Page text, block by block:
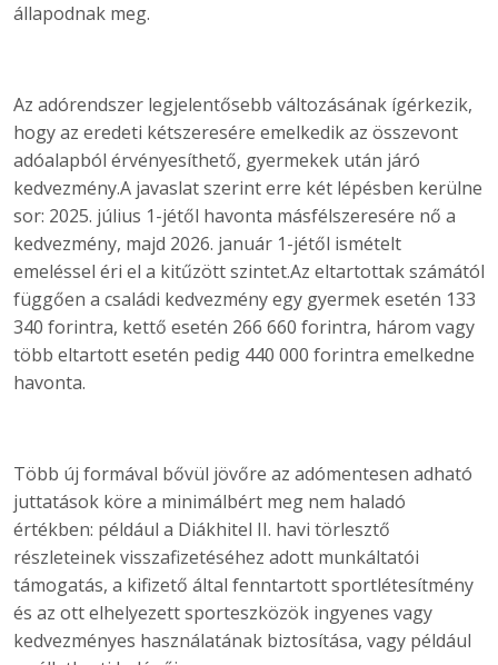
állapodnak meg.
Az adórendszer legjelentősebb változásának ígérkezik,
hogy az eredeti kétszeresére emelkedik az összevont
adóalapból érvényesíthető, gyermekek után járó
kedvezmény.A javaslat szerint erre két lépésben kerülne
sor: 2025. július 1-jétől havonta másfélszeresére nő a
kedvezmény, majd 2026. január 1-jétől ismételt
emeléssel éri el a kitűzött szintet.Az eltartottak számától
függően a családi kedvezmény egy gyermek esetén 133
340 forintra, kettő esetén 266 660 forintra, három vagy
több eltartott esetén pedig 440 000 forintra emelkedne
havonta.
Több új formával bővül jövőre az adómentesen adható
juttatások köre a minimálbért meg nem haladó
értékben: például a Diákhitel II. havi törlesztő
részleteinek visszafizetéséhez adott munkáltatói
támogatás, a kifizető által fenntartott sportlétesítmény
és az ott elhelyezett sporteszközök ingyenes vagy
kedvezményes használatának biztosítása, vagy például